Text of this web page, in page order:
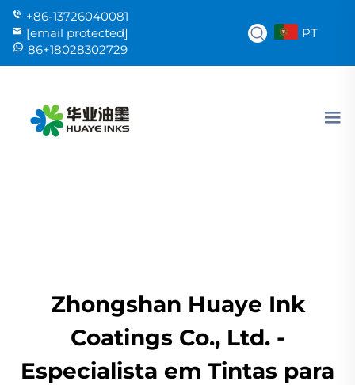
+86-13726040081
[email protected]
86+18028302729
PT
Zhongshan Huaye Ink
Coatings Co., Ltd. -
Especialista em Tintas para